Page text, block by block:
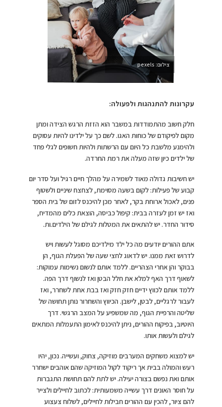
צילום: pexels
עקרונות להתנהגות ולפעולה:
חלק חשוב מהתמודדות במשבר הוא הזזת הרגש הצידה ומתן
מקום לפיקודם של כוחות האגו. לשם כך על ילדינו להיות עסוקים
ולהימנע מלשבת כל היום עם הרשתות ולהיות חשופים לגלי פחד
של ילדים כיון שזה מעלה את רמת החרדה.
יש חשיבות גדולה מאוד לשמירה על מהלך חיים רגיל ועל סדר יום
קבוע של פעילות: לקום בשעה מסוימת, לצחצח שיניים ולשטוף
פנים, לאכול ארוחת בקר, לאחר מכן להיכנס לזום של בית הספר
ואז יש זמן לעזרה בבית: קיפול כביסה, הוצאת כלים מהמדיח,
סידור החדר. יש להתאים את המטלות לגילם של הילדים.ות.
אתם ההורים יודעים מה כל ילד מילדיכם מסוגל לעשות ויש
לדרוש זאת ממנו. יש לדאוג לחצי שעה של הפעלת הגוף, הן
בבוקר והן אחרי הצהריים. ללמד אותם לנשום נשימות עמוקות:
לשאוף דרך האף למלא את חלל הבטן ואז לנשוף דרך הפה.
ללמד אותם לכווץ ידיים חזק חזק ואז בבת אחת לשחרר, ואז
לעבור לרגליים, לבטן, לישבן. הכיווץ והשחרור נותן תחושה של
שליטה והרפיית הגוף, מה שמשפיע על המצב הרגשי. דרך
היוטיוב, בפיקוח ההורים, ניתן להיכנס לאימון התעמלות המתאים
לגילם ולעשות אותו.
יש למצוא משחקים המערבים מוזיקה, צחוק, ועשייה. נכון, יהיו
רעש והמולה בבית אך ריקוד לקול המוזיקה שהם אוהבים ישחרר
אותם ואת נפשם בצורה יעילה. יש לתת להם תחושת התגברות
על חוסר האונים דרך עשייה משמעותית: לכתוב לחיילים ולצייר
להם ציור, להכין עם ההורים חבילות לחיילים, לשלוח צעצוע